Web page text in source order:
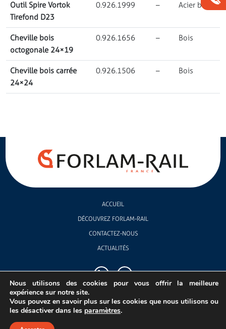
Outil Spire Vortok
Tirefond D23
0.926.1999 – Acier brut
Cheville bois
octogonale 24×19
0.926.1656 – Bois
Cheville bois carrée
24×24
0.926.1506 – Bois
ACCUEIL
DÉCOUVREZ FORLAM-RAIL
CONTACTEZ-NOUS
ACTUALITÉS
© 2026 FORLAM RAIL
Nous utilisons des cookies pour vous offrir la meilleure
expérience sur notre site.
Vous pouvez en savoir plus sur les cookies que nous utilisons ou
les désactiver dans les paramètres.